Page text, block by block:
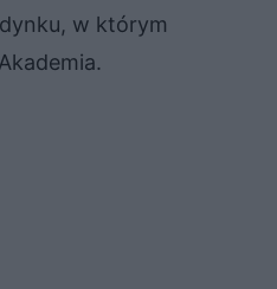
w którym